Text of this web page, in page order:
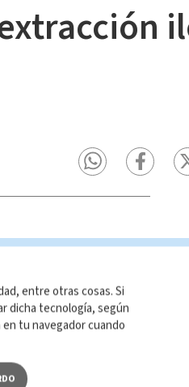
reproducción no
entre otras cosas. Si
dicha tecnología, según
tu navegador cuando